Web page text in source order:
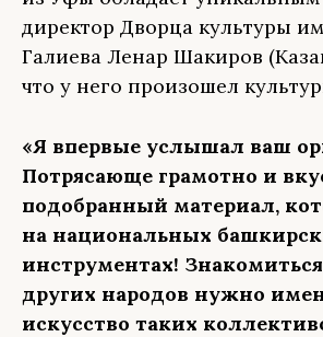
директор Дворца культуры
Галиева Ленар Шакиров
что у него произошел
«Я впервые услышал ваш
Потрясающе грамотно и
подобранный материал,
на национальных
инструментах!
других народов нужно
искусство таких